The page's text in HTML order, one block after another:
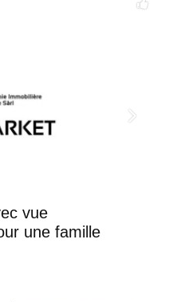
vue
une famille